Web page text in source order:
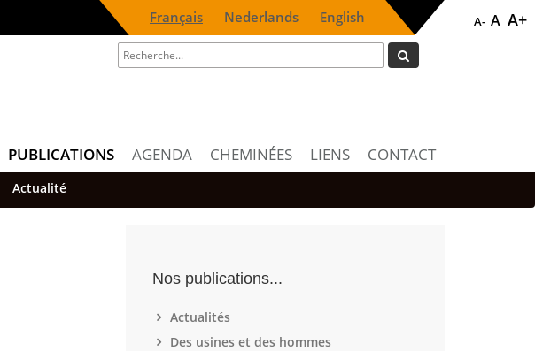
A- A A+
Français Nederlands English
PUBLICATIONS AGENDA CHEMINÉES LIENS CONTACT
Actualité
Nos publications...
Actualités
Des usines et des hommes